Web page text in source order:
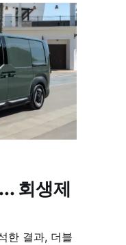
회생제
한 결과, 더블